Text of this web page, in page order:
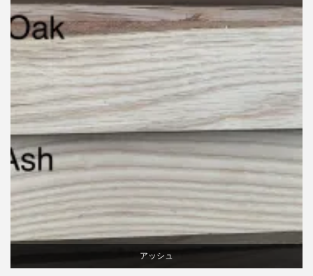
リクライニングチェア
椅子
アッシュ